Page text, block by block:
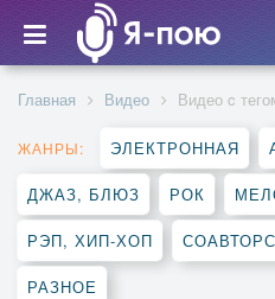
Главная Видео Видео c
ЖАНРЫ: ЭЛЕКТРОННАЯ
ДЖАЗ, БЛЮЗ РОК
РЭП, ХИП-ХОП
РАЗНОЕ